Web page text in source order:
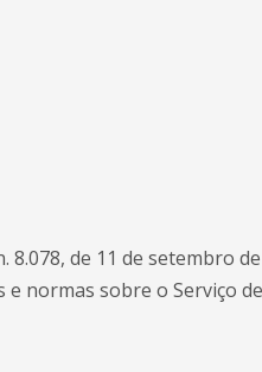
8.078, de 11 de setembro
normas sobre o Serviço de